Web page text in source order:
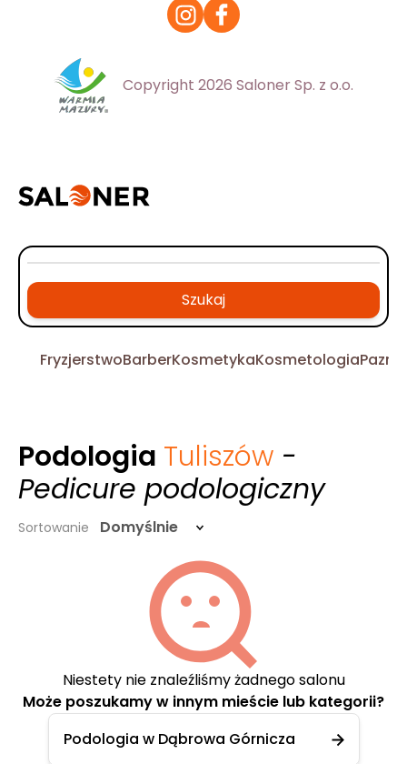
Copyright 2026 Saloner Sp. z o.o.
Szukaj
FryzjerstwoBarberKosmetykaKosmetologia
Podologia Tuliszów -
Pedicure podologiczny
Sortowanie Domyślnie
Niestety nie znaleźliśmy żadnego salonu
Może poszukamy w innym mieście lub kategorii?
Podologia w Dąbrowa Górnicza